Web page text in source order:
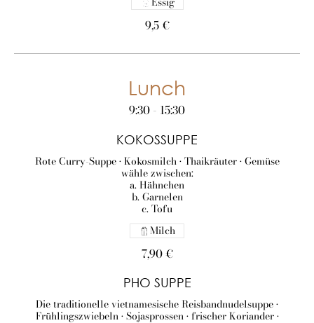
9,5 €
Lunch
9:30 - 15:30
KOKOSSUPPE
Rote Curry-Suppe • Kokosmilch • Thaikräuter • Gemüse
wähle zwischen:
a. Hähnchen
b. Garnelen
c. Tofu
7,90 €
Milch
PHO SUPPE
Die traditionelle vietnamesische Reisbandnudelsuppe •
Frühlingszwiebeln • Sojasprossen • frischer Koriander •